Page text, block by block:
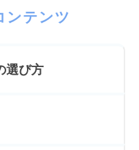
ンテンツ
選び方